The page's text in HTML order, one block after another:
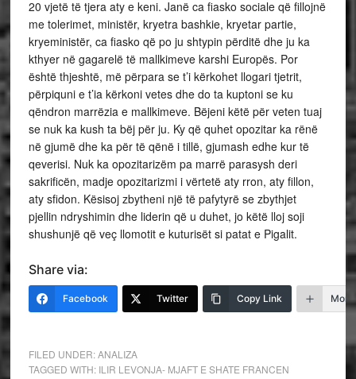
20 vjetë të tjera aty e keni. Janë ca fiasko sociale që fillojnë
me tolerimet, ministër, kryetra bashkie, kryetar partie,
kryeministër, ca fiasko që po ju shtypin përditë dhe ju ka
kthyer në gagarelë të mallkimeve karshi Europës. Por
është thjeshtë, më përpara se t’i kërkohet llogari tjetrit,
përpiquni e t’ia kërkoni vetes dhe do ta kuptoni se ku
qëndron marrëzia e mallkimeve. Bëjeni këtë për veten tuaj
se nuk ka kush ta bëj për ju. Ky që quhet opozitar ka rënë
në gjumë dhe ka për të qënë i tillë, gjumash edhe kur të
qeverisi. Nuk ka opozitarizëm pa marrë parasysh deri
sakrificën, madje opozitarizmi i vërtetë aty rron, aty fillon,
aty sfidon. Kësisoj zbytheni një të pafytyrë se zbythjet
pjellin ndryshimin dhe liderin që u duhet, jo këtë lloj soji
shushunjë që veç llomotit e kuturisët si patat e Pigalit.
Share via:
Facebook Twitter Copy Link More
FILED UNDER:ANALIZA
TAGGED WITH: ILIR LEVONJA- MJAFT E SHATE FRANCEN